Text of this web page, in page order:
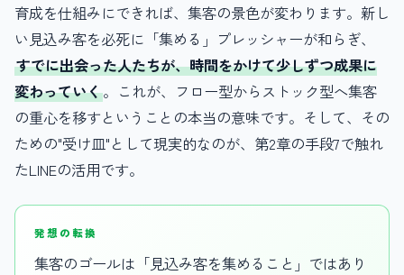
育成を仕組みにできれば、集客の景色が変わります。新し
い見込み客を必死に「集める」プレッシャーが和らぎ、
すでに出会った人たちが、時間をかけて少しずつ成果に
変わっていく。これが、フロー型からストック型へ集客
の重心を移すということの本当の意味です。そして、その
ための"受け皿"として現実的なのが、第2章の手段7で触れ
たLINEの活用です。
発想の転換
集客のゴールは「見込み客を集めること」ではあり